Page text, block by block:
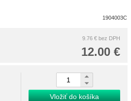
1904003C
9.76 € bez DPH
12.00 €
Vložiť do košíka